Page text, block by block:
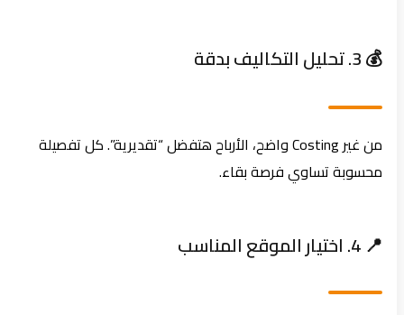
من غير Costing واضح، الأرباح هتفضل “تقديرية”. كل تفصيلة
محسوبة تساوي فرصة بقاء.